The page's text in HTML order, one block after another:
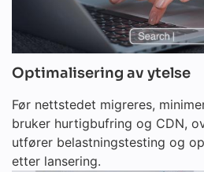
Optimalisering av ytelse
Før nettstedet migreres,
bruker hurtigbufring og CDN,
utfører belastningstesting og
etter lansering.